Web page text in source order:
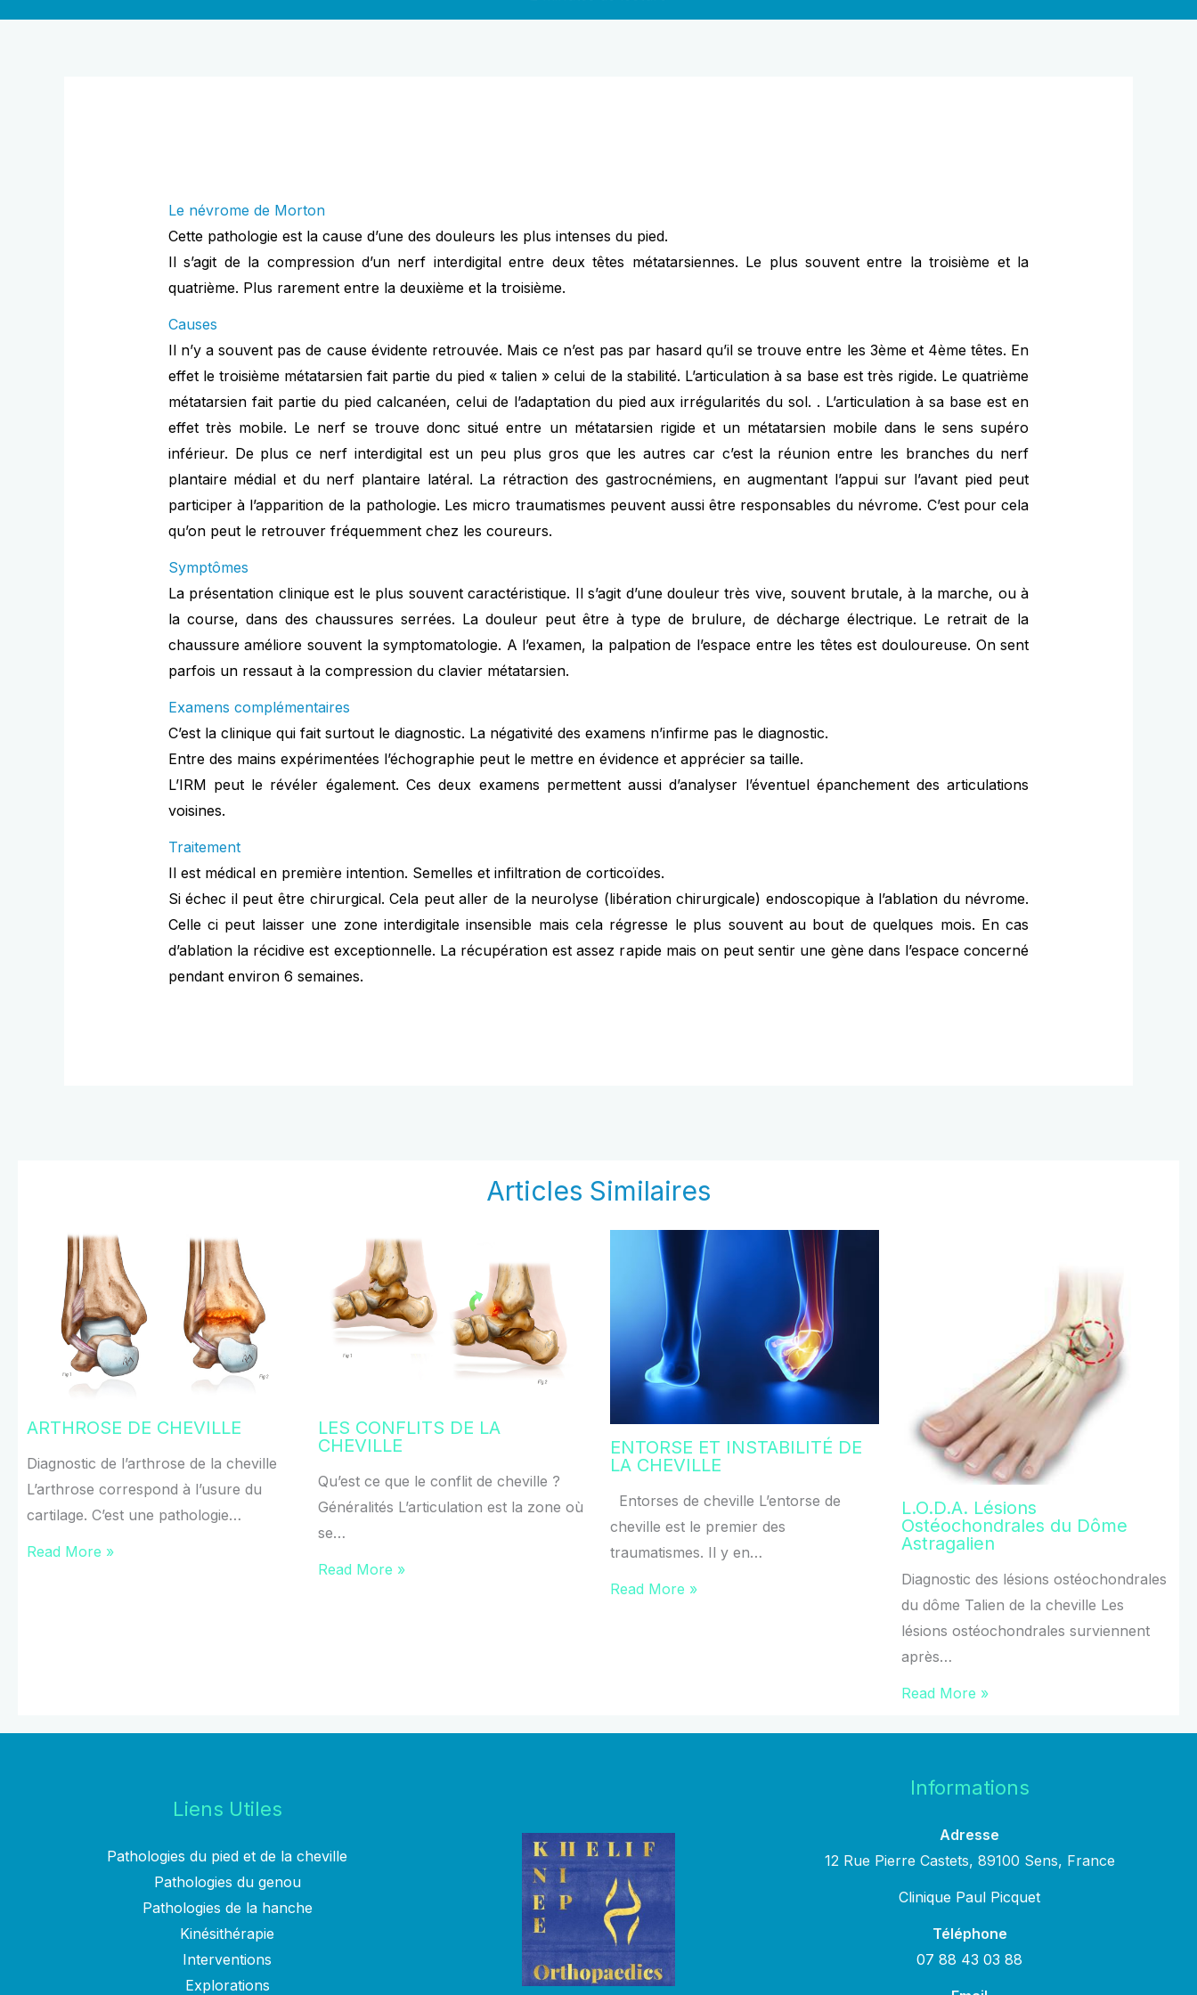
Le névrome de Morton
Cette pathologie est la cause d’une des douleurs les plus intenses du pied.
Il s’agit de la compression d’un nerf interdigital entre deux têtes métatarsiennes. Le plus souvent entre la troisième et la
quatrième. Plus rarement entre la deuxième et la troisième.
Causes
Il n’y a souvent pas de cause évidente retrouvée. Mais ce n’est pas par hasard qu’il se trouve entre les 3ème et 4ème têtes. En
effet le troisième métatarsien fait partie du pied « talien » celui de la stabilité. L’articulation à sa base est très rigide. Le quatrième
métatarsien fait partie du pied calcanéen, celui de l’adaptation du pied aux irrégularités du sol. . L’articulation à sa base est en
effet très mobile. Le nerf se trouve donc situé entre un métatarsien rigide et un métatarsien mobile dans le sens supéro
inférieur. De plus ce nerf interdigital est un peu plus gros que les autres car c’est la réunion entre les branches du nerf
plantaire médial et du nerf plantaire latéral. La rétraction des gastrocnémiens, en augmentant l’appui sur l’avant pied peut
participer à l’apparition de la pathologie. Les micro traumatismes peuvent aussi être responsables du névrome. C’est pour cela
qu’on peut le retrouver fréquemment chez les coureurs.
Symptômes
La présentation clinique est le plus souvent caractéristique. Il s’agit d’une douleur très vive, souvent brutale, à la marche, ou à
la course, dans des chaussures serrées. La douleur peut être à type de brulure, de décharge électrique. Le retrait de la
chaussure améliore souvent la symptomatologie. A l’examen, la palpation de l’espace entre les têtes est douloureuse. On sent
parfois un ressaut à la compression du clavier métatarsien.
Examens complémentaires
C’est la clinique qui fait surtout le diagnostic. La négativité des examens n’infirme pas le diagnostic.
Entre des mains expérimentées l’échographie peut le mettre en évidence et apprécier sa taille.
L’IRM peut le révéler également. Ces deux examens permettent aussi d’analyser l’éventuel épanchement des articulations
voisines.
Traitement
Il est médical en première intention. Semelles et infiltration de corticoïdes.
Si échec il peut être chirurgical. Cela peut aller de la neurolyse (libération chirurgicale) endoscopique à l’ablation du névrome.
Celle ci peut laisser une zone interdigitale insensible mais cela régresse le plus souvent au bout de quelques mois. En cas
d’ablation la récidive est exceptionnelle. La récupération est assez rapide mais on peut sentir une gène dans l’espace concerné
pendant environ 6 semaines.
Articles Similaires
ARTHROSE DE CHEVILLE
Diagnostic de l’arthrose de la cheville
L’arthrose correspond à l’usure du
cartilage. C’est une pathologie…
Read More »
LES CONFLITS DE LA
CHEVILLE
Qu’est ce que le conflit de cheville ?
Généralités L’articulation est la zone où
se…
Read More »
ENTORSE ET INSTABILITÉ DE
LA CHEVILLE
Entorses de cheville L’entorse de
cheville est le premier des
traumatismes. Il y en…
Read More »
L.O.D.A. Lésions
Ostéochondrales du Dôme
Astragalien
Diagnostic des lésions ostéochondrales
du dôme Talien de la cheville Les
lésions ostéochondrales surviennent
après…
Read More »
Liens Utiles
Pathologies du pied et de la cheville
Pathologies du genou
Pathologies de la hanche
Kinésithérapie
Interventions
Explorations
Informations
Adresse
12 Rue Pierre Castets, 89100 Sens, France
Clinique Paul Picquet
Téléphone
07 88 43 03 88